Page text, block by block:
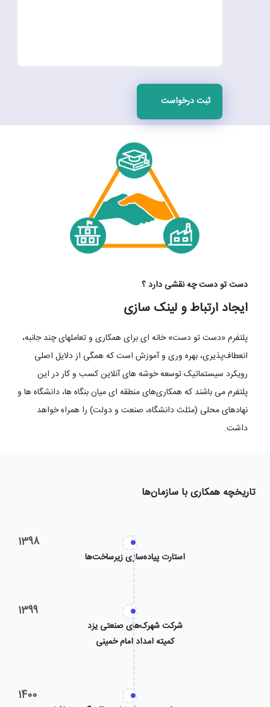
ثبت درخواست
دست تو دست چه نقشی دارد ؟
ایجاد ارتباط و لینک سازی
پلتفرم «دست تو دست» خانه ای برای همکاری و تعاملهای چند جانبه،
انعطاف‌پذیری، بهره وری و آموزش است که همگی از دلایل اصلی
رويكرد سیستماتیک توسعه خوشه های آنلاین کسب و کار در این
پلتفرم می باشند که همکاری‌های منطقه ای میان بنگاه ها، دانشگاه ها و
نهادهای محلی (مثلث دانشگاه، صنعت و دولت) را همراه خواهد
داشت.
تاریخچه همکاری با سازمان‌ها
استارت پیاده‌سازی زیرساخت‌ها
1398
1399
شرکت شهرک‌های صنعتی یزد
1400